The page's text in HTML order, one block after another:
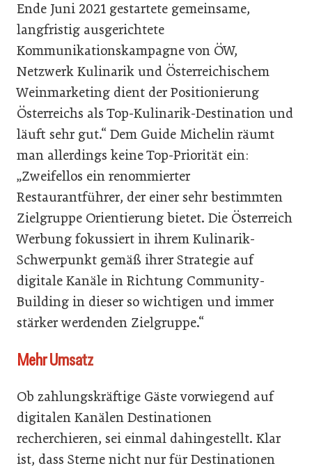
Ende Juni 2021 gestartete gemeinsame,
langfristig ausgerichtete
Kommunikationskampagne von ÖW,
Netzwerk Kulinarik und Österreichischem
Weinmarketing dient der Positio­nierung
Österreichs als Top-Kulinarik-Destination und
läuft sehr gut.“ Dem Guide Michelin räumt
man allerdings keine Top-Priorität ein:
„Zweifellos ein renommierter
Restaurantführer, der einer sehr bestimmten
Zielgruppe Orientierung bietet. Die Österreich
Werbung fokussiert in ihrem Kulinarik-
Schwerpunkt gemäß ihrer Strategie auf
digitale Kanäle in Richtung Community-
Building in dieser so wichtigen und immer
stärker werdenden Zielgruppe.“
Mehr Umsatz
Ob zahlungskräftige Gäste vorwiegend auf
digitalen Kanälen Destinationen
recherchieren, sei einmal dahingestellt. Klar
ist, dass Sterne nicht nur für Destinationen